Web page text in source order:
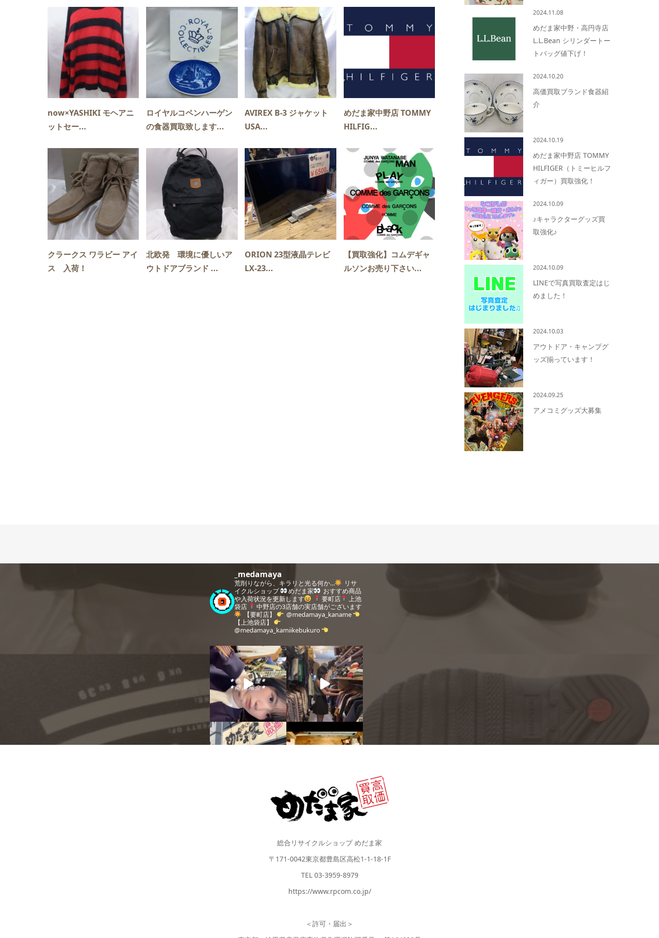
now×YASHIKI モヘアニ
ットセー...
ロイヤルコペンハーゲン
の食器買取致します...
AVIREX B-3 ジャケット
USA...
めだま家中野店 TOMMY
HILFIG...
クラークス ワラビー アイ
ス 入荷！
北欧発 環境に優しいア
ウトドアブランド ...
ORION 23型液晶テレビ
LX-23...
【買取強化】コムデギャ
ルソンお売り下さい...
2024.11.08
めだま家中野・高円寺店
L.L.Bean シリンダートー
トバッグ値下げ！
2024.10.20
高価買取ブランド食器紹
介
2024.10.19
めだま家中野店 TOMMY
HILFIGER（トミーヒルフ
ィガー）買取強化！
2024.10.09
♪キャラクターグッズ買
取強化♪
2024.10.09
LINEで写真買取査定はじ
めました！
2024.10.03
アウトドア・キャンプグ
ッズ揃っています！
2024.09.25
アメコミグッズ大募集
_medamaya
荒削りながら、キラリと光る何か…
リサ
イクルショップ
めだま家
おすすめ商品
や入荷状況を更新します
要町店
上池
袋店
中野店の3店舗の実店舗がございます
【要町店】
@medamaya_kaname
【上池袋店】
@medamaya_kamiikebukuro
総合リサイクルショップ めだま家
〒171-0042東京都豊島区高松1-1-18-1F
TEL 03-3959-8979
https://www.rpcom.co.jp/
＜許可・届出＞